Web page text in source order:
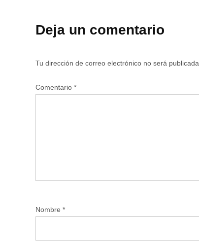
Deja un comentario
Tu dirección de correo electrónico no será publicada.
Comentario *
Nombre *